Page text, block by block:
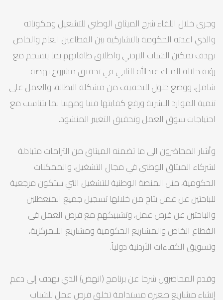
وجرى خلال اللقاء شرح الميثاق الوطني للتشغيل ومكوناته
والذي اعدته الحكومة بالتشاركية بين القطاعين العام والخاص
بهدف تمكين الشباب الاردني واطلاق طاقاتهم بما ينسجم مع
رؤية جلالة الملك عبدالله الثاني في تحقيق مشروع نهضة
شامل، ووضع حلول للتخفيف من مشكلة البطالة، والعمل على
تنمية الموارد البشرية ورفع كفايتها فنيا ومهنيا بما يتناسب مع
احتياجات سوق العمل وتحقيق التغيير المنشود.
وأشار المحاضرون الى ما تضمنه الميثاق من التزامات متبادلة
لشركاء الميثاق الوطني في مجال التشغيل، والممكنات
الحكومية، مثل المنصة الوطنية للتشغيل التي ستكون مرجعية
للباحثين عن عمل يتاح من خلالها تسجيل جميع المتعطلين
والباحثين عن فرص عمل، وتشبيكهم مع فرص العمل في
القطاع الخاص والمشاريع الحكومية ومشاريع اللامركزية،
وتسويق الكفاءات الأردنية دولياً.
وقدم المحاضرون شرحا عن برنامج (انهض) الذي يهدف إلى دعم
إنشاء مشاريع صغيرة مستدامة تخلق فرص عمل للشباب